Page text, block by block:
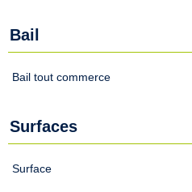
Bail
Bail tout commerce
Surfaces
Surface